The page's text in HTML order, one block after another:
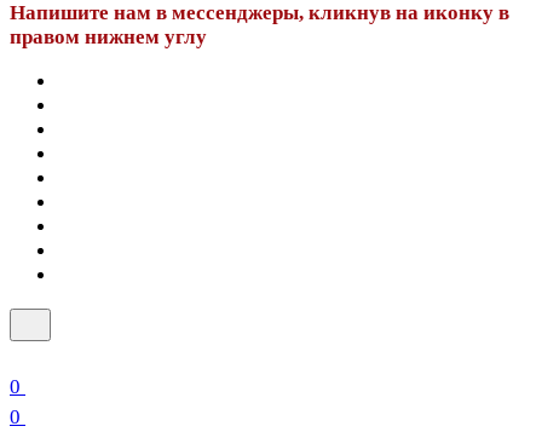
Напишите нам в мессенджеры, кликнув на иконку в
правом нижнем углу
0
0